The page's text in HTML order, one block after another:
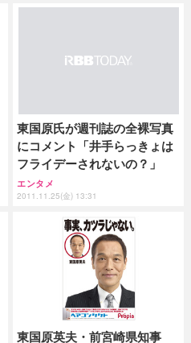
東国原氏が週刊誌の全裸写真
にコメント「井手らっきょは
フライデーされないの？」
エンタメ
2011.11.25(金) 13:31
東国原英夫・前宮崎県知事